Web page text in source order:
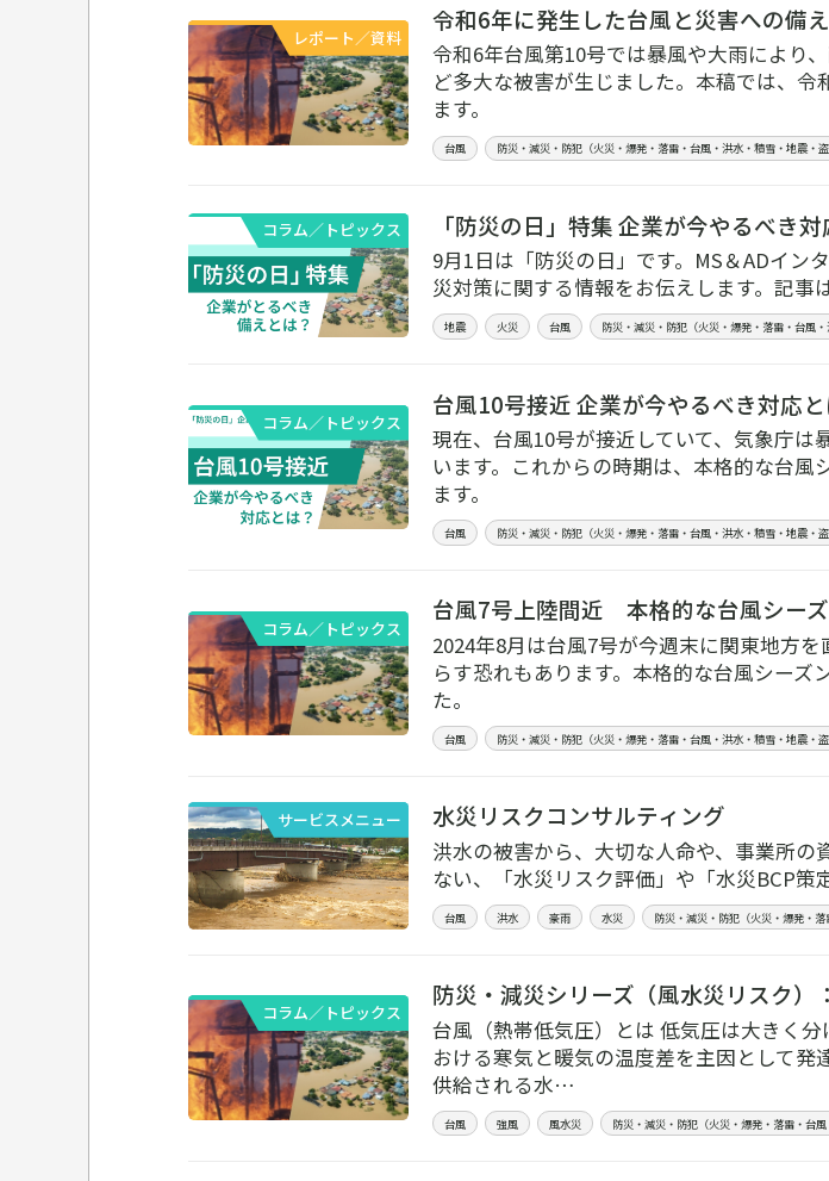
レポート／資料
令和6年に発生した台風と災害への備
令和6年台風第10号では暴風や大雨により
ど多大な被害が生じました。本稿では、
ます。
台風 防災・減災・防犯（火災・爆発・落雷・台風・洪水・積雪・地震・盗
コラム／トピックス 「防災の日」特集 企業が今やるべき対
9月1日は「防災の日」です。MS＆ADイン
災対策に関する情報をお伝えします。記事
地震 火災 台風 防災・減災・防犯（火災・爆発・落雷・台風・
コラム／トピックス
台風10号接近 企業が今やるべき対応
現在、台風10号が接近していて、気象庁
います。これからの時期は、本格的な台
ます。
台風 防災・減災・防犯（火災・爆発・落雷・台風・洪水・積雪・地震・盗
コラム／トピックス
台風7号上陸間近 本格的な台風シー
2024年8月は台風7号が今週末に関東地方
らす恐れもあります。本格的な台風シー
た。
台風 防災・減災・防犯（火災・爆発・落雷・台風・洪水・積雪・地震・盗
サービスメニュー 水災リスクコンサルティング
洪水の被害から、大切な人命や、事業所
ない、「水災リスク評価」や「水災BCP策
台風 洪水 豪雨 水災 防災・減災・防犯（火災・爆発・落
コラム／トピックス
防災・減災シリーズ（風水災リスク）
台風（熱帯低気圧）とは 低気圧は大きく
おける寒気と暖気の温度差を主因として
供給される水…
台風 強風 風水災 防災・減災・防犯（火災・爆発・落雷・台風